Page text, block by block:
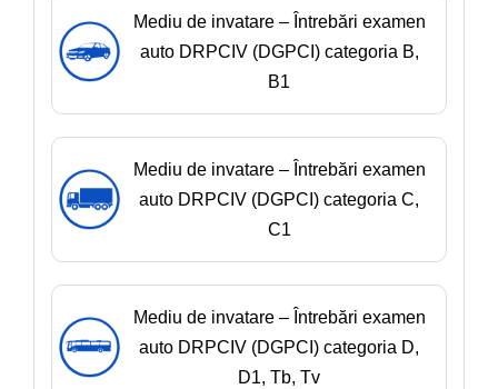
Mediu de invatare – Întrebări examen
auto DRPCIV (DGPCI) categoria B,
B1
Mediu de invatare – Întrebări examen
auto DRPCIV (DGPCI) categoria C,
C1
Mediu de invatare – Întrebări examen
auto DRPCIV (DGPCI) categoria D,
D1, Tb, Tv